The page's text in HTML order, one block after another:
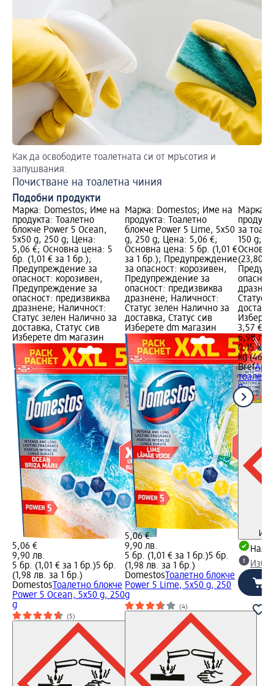
Как да освободите тоалетната си от мръсотия и
запушвания.
Почистване на тоалетна чиния
Подобни продукти
Марка: Domestos; Име на
продукта: Тоалетно
блокче Power 5 Ocean,
5x50 g, 250 g; Цена:
5,06 €; Основна цена: 5
бр. (1,01 € за 1 бр.);
Предупреждение за
опасност: корозивен,
Предупреждение за
опасност: предизвиква
дразнене; Наличност:
Статус зелен Налично за
доставка, Статус сив
Изберете dm магазин
5,06 €
9,90 лв.
5 бр. (1,01 € за 1 бр.)5 бр.
(1,98 лв. за 1 бр.)
Domestos Тоалетно блокче
Power 5 Ocean, 5x50 g, 250
g
(5)
Марка: Domestos; Име на
продукта: Тоалетно
блокче Power 5 Lime, 5x50
g, 250 g; Цена: 5,06 €;
Основна цена: 5 бр. (1,01 €
за 1 бр.); Предупреждение
за опасност: корозивен,
Предупреждение за
опасност: предизвиква
дразнене; Наличност:
Статус зелен Налично за
доставка, Статус сив
Изберете dm магазин
5,06 €
9,90 лв.
5 бр. (1,01 € за 1 бр.)5 бр.
(1,98 лв. за 1 бр.)
Domestos Тоалетно блокче
Power 5 Lime, 5x50 g, 250
g
(4)
Марка:
за
150 g;
(23,80 €
Статус
3,57 €
6,98 лв.
0,15 kg
kg
Bref
g